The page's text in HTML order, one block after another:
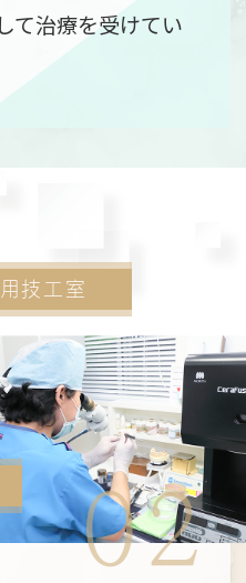
て治療を受けてい
技工室
02